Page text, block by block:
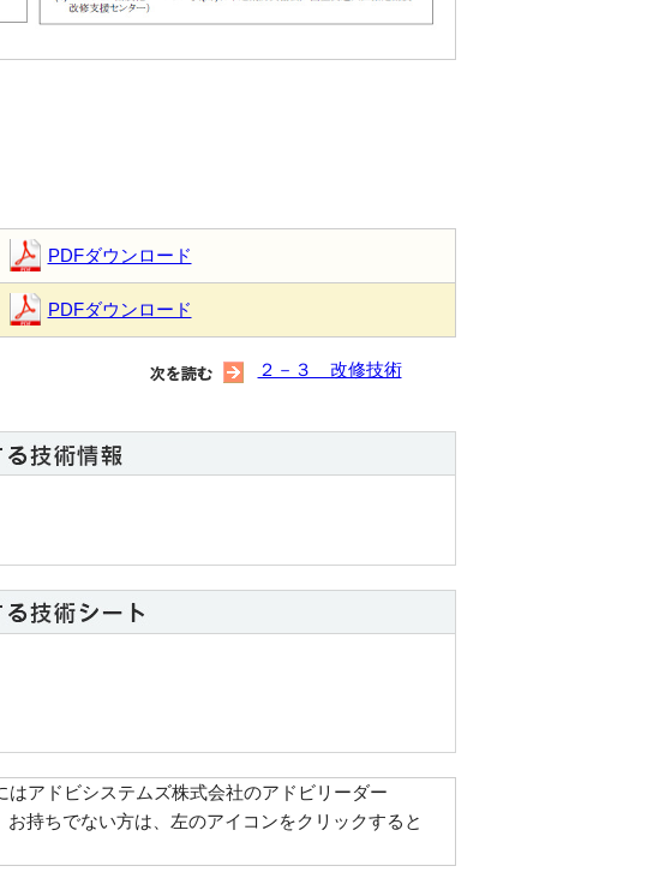
PDFダウンロード
PDFダウンロード
２－３ 改修技術
はアドビシステムズ株式会社のアドビリーダー
お持ちでない方は、左のアイコンをクリックすると